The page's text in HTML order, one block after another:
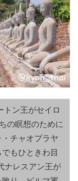
トン王がセイロ
の瞑想のために
チャオプラヤ
もひときわ目
ナレスアン王が